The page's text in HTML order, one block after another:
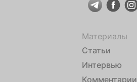
Материалы
Статьи
Интервью
Комментарии